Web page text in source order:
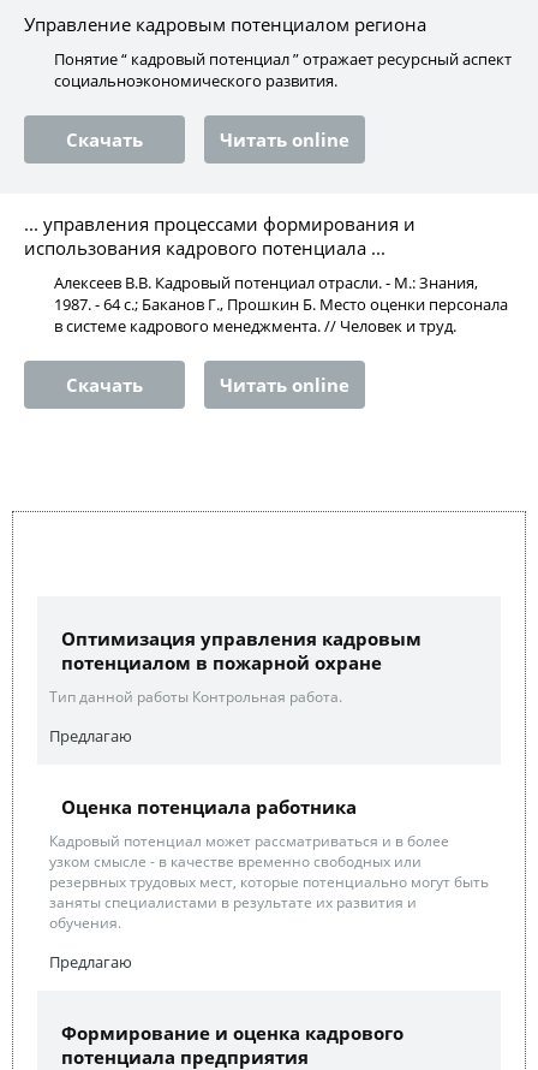
Управление кадровым потенциалом региона
Понятие “ кадровый потенциал ” отражает ресурсный аспект
социальноэкономического развития.
Скачать Читать online
... управления процессами формирования и
использования кадрового потенциала ...
Алексеев В.В. Кадровый потенциал отрасли. - М.: Знания,
1987. - 64 с.; Баканов Г., Прошкин Б. Место оценки персонала
в системе кадрового менеджмента. // Человек и труд.
Скачать Читать online
Оптимизация управления кадровым
потенциалом в пожарной охране
Тип данной работы Контрольная работа.
Предлагаю
Оценка потенциала работника
Кадровый потенциал может рассматриваться и в более
узком смысле - в качестве временно свободных или
резервных трудовых мест, которые потенциально могут быть
заняты специалистами в результате их развития и
обучения.
Предлагаю
Формирование и оценка кадрового
потенциала предприятия